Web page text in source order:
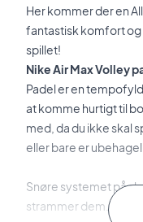
Her kommer der en
fantastisk komfort og
spillet!
Nike Air Max Volley
Padel er en
at komme hurtigt til
med, da du ikke skal
eller bare er
Snøre systemet på
strammer dem.